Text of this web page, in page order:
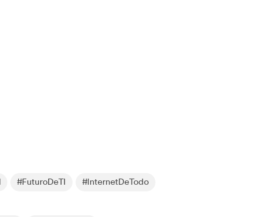
#FuturoDeTI #InternetDeTodo